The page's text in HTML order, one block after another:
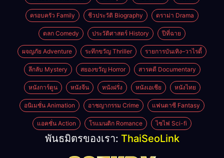
ครอบครัว Family ชีวประวัติ Biography ดราม่า Drama
ตลก Comedy ประวัติศาสตร์ History ปีที่ฉาย
ผจญภัย Adventure ระทึกขวัญ Thriller รายการบันเทิง–วาไรตี้
ลึกลับ Mystery สยองขวัญ Horror สารคดี Documentary
หนังการ์ตูน หนังจีน หนังฝรั่ง หนังเอเชีย หนังไทย
อนิเมชั่น Animation อาชญากรรม Crime แฟนตาซี Fantasy
แอคชั่น Action โรแมนติก Romance ไซไฟ Sci-fi
พันธมิตรของเรา: ThaiSeoLink